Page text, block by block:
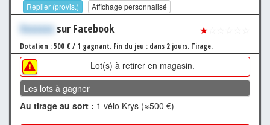
Replier (provis.) Affichage personnalisé
Xxxxxxx sur Facebook ★
Dotation : 500 € / 1 gagnant. Fin du jeu : dans 2 jours. Tirage.
Lot(s) à retirer en magasin.
Les lots à gagner
Au tirage au sort : 1 vélo Krys (≈500 €)